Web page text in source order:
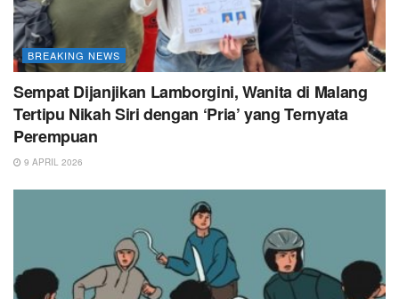
BREAKING NEWS
Sempat Dijanjikan Lamborgini, Wanita di Malang
Tertipu Nikah Siri dengan ‘Pria’ yang Ternyata
Perempuan
9 APRIL 2026